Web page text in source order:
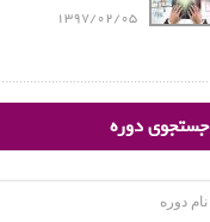
1397/02/05
جستجوی دوره